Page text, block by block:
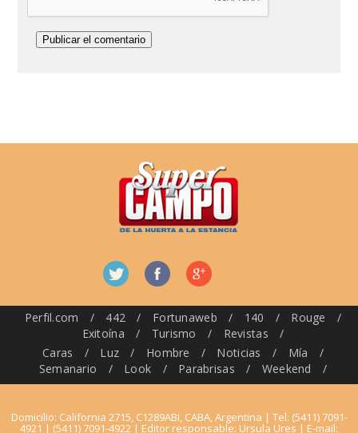
Perfil.com / 442 / Fortunaweb / 140 / Rouge
/
Exitoína
/ Turismo / Revistas
/
Caras
/ Luz / Hombre / Noticias / Mía
/
Semanario
/ Look / Parabrisas / Weekend /
Domicilio: California 2715, C1289ABI, CABA, Argentina | Tel: (5411) 7091-
4921 | (5411) 7091-4922 | Editor responsable: Ursula Ures | E-mail: